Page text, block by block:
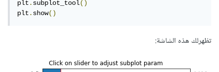
plt.subplot_tool()
plt.show()
تظهرلك هذه الشاشة: